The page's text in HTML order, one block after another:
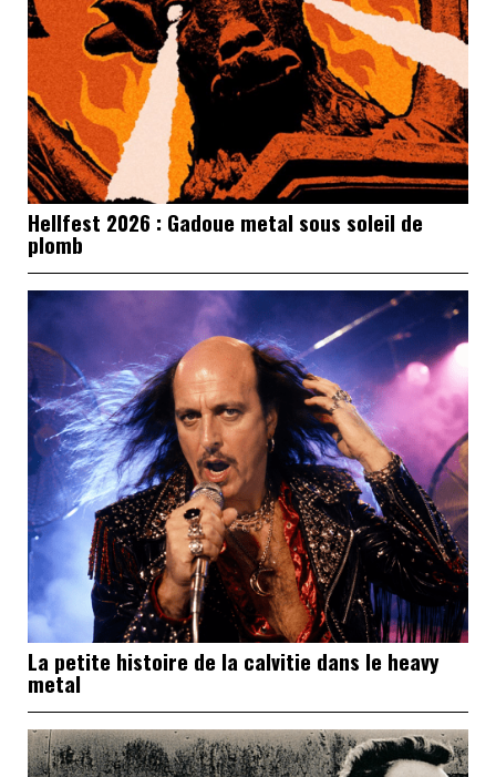
Hellfest 2026 : Gadoue metal sous soleil de
plomb
La petite histoire de la calvitie dans le heavy
metal